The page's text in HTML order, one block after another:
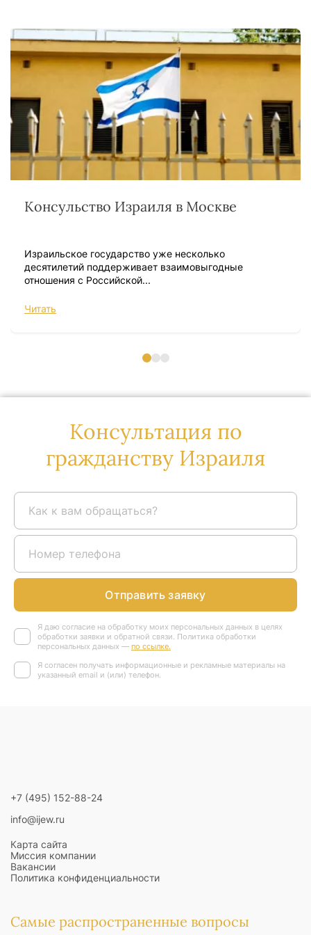
Консульство Израиля в Москве
Израильское государство уже несколько
десятилетий поддерживает взаимовыгодные
отношения с Российской...
Читать
Консультация по
гражданству Израиля
Отправить заявку
Я даю согласие на обработку моих персональных данных в целях
обработки заявки и обратной связи. Политика обработки
персональных данных — по ссылке.
Я согласен получать информационные и рекламные материалы на
указанный email и (или) телефон.
+7 (495) 152-88-24
info@ijew.ru
Карта сайта
Миссия компании
Вакансии
Политика конфиденциальности
Самые распространенные вопросы